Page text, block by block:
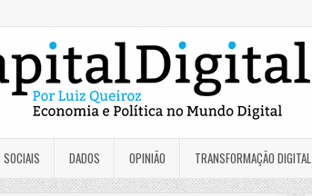
SOCIAIS DADOS OPINIÃO TRANSFORMAÇÃO DIGITAL